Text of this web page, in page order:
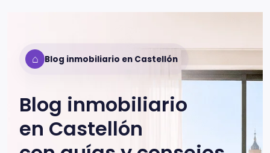
⌂ Blog inmobiliario en Castellón
Blog inmobiliario
en Castellón